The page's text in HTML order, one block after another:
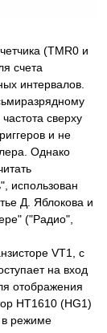
(TMR0 и
счета
интервалов.
сверху
и не
Однако
использован
Д. Яблокова и
("Радио",
VT1, с
на вход
отображения
НТ1610 (HG1)
в режиме